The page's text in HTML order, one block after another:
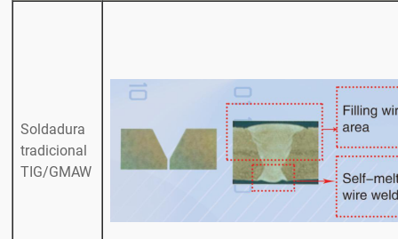
Soldadura
tradicional
TIG/GMAW